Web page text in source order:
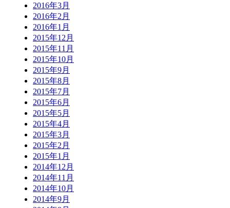
2016年3月
2016年2月
2016年1月
2015年12月
2015年11月
2015年10月
2015年9月
2015年8月
2015年7月
2015年6月
2015年5月
2015年4月
2015年3月
2015年2月
2015年1月
2014年12月
2014年11月
2014年10月
2014年9月